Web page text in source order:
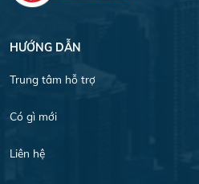
HƯỚNG DẪN
Trung tâm hỗ trợ
Có gì mới
Liên hệ